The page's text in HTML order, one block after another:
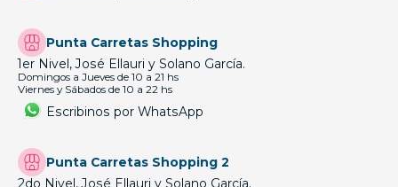
Punta Carretas Shopping
1er Nivel, José Ellauri y Solano García.
Domingos a Jueves de 10 a 21 hs
Viernes y Sábados de 10 a 22 hs
Escribinos por WhatsApp
Punta Carretas Shopping 2
2do Nivel, José Ellauri y Solano García.